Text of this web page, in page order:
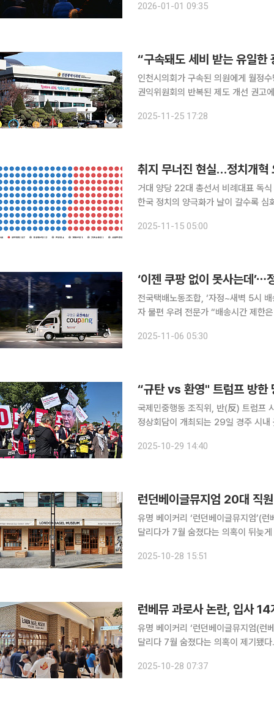
일 "올해 지방선거는 단순히 지방 권
2026-01-01 09:35
인천시의회가 구속된 의원에게 월정
권익위원회의 반복된 제도 개선 권고
정활동비 등 지급에 관한 조례’ 제정
2025-11-25 17:28
취지 무너진 현실…정치개혁
거대 양당 22대 총선서 비례대표 독
한국 정치의 양극화가 날이 갈수록 심
례대표 선출 명목으로 창당된 이른바
2025-11-15 05:00
전국택배노동조합, ‘자정~새벽 5시
자 불편 우려 전문가 “배송시간 제한은 시대 역행 주장” 이커머스 1
(민주노총) 중심으로 초심야시간대
2025-11-06 05:30
“규탄 vs 환영" 트럼프 방
국제민중행동 조직위, 반(反) 트럼프 시
정상회담이 개최되는 29일 경주 시내
2025-10-29 14:40
런던베이글뮤지엄 20대 직
유명 베이커리 ‘런던베이글뮤지엄’(
달리다가 7월 숨졌다는 의혹이 뒤늦
통해 보도된 근로시간 일 21시간, 주
2025-10-28 15:51
런베뮤 과로사 논란, 입사
유명 베이커리 ‘런던베이글뮤지엄(
달리다 7월 숨졌다는 의혹이 제기됐
밝혔다. 근로계약서상 주 14시간 초
2025-10-28 07:37